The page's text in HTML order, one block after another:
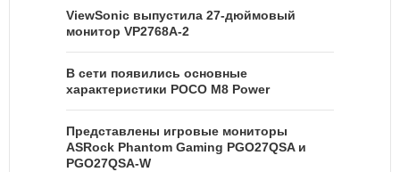
ViewSonic выпустила 27-дюймовый
монитор VP2768A-2
В сети появились основные
характеристики POCO M8 Power
Представлены игровые мониторы
ASRock Phantom Gaming PGO27QSA и
PGO27QSA-W